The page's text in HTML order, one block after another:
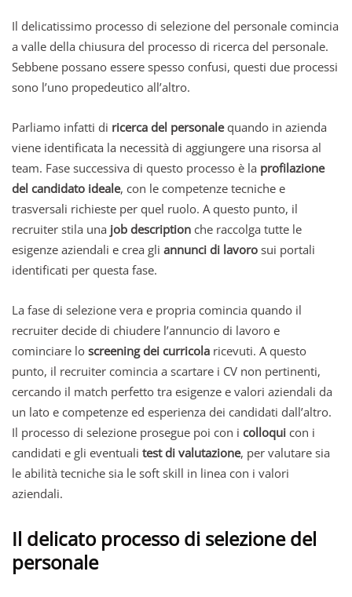
Il delicatissimo processo di selezione del personale comincia
a valle della chiusura del processo di ricerca del personale.
Sebbene possano essere spesso confusi, questi due processi
sono l’uno propedeutico all’altro.
Parliamo infatti di ricerca del personalequando in azienda
viene identificata la necessità di aggiungere una risorsa al
team. Fase successiva di questo processo è la profilazione
del candidato ideale, con le competenze tecniche e
trasversali richieste per quel ruolo. A questo punto, il
recruiter stila una job description che raccolga tutte le
esigenze aziendali e crea gli annunci di lavoro sui portali
identificati per questa fase.
La fase di selezione vera e propria comincia quando il
recruiter decide di chiudere l’annuncio di lavoro e
cominciare lo screening dei curricola ricevuti. A questo
punto, il recruiter comincia a scartare i CV non pertinenti,
cercando il match perfetto tra esigenze e valori aziendali da
un lato e competenze ed esperienza dei candidati dall’altro.
Il processo di selezione prosegue poi con i colloqui con i
candidati e gli eventuali test di valutazione, per valutare sia
le abilità tecniche sia le soft skill in linea con i valori
aziendali.
Il delicato processo di selezione del
personale